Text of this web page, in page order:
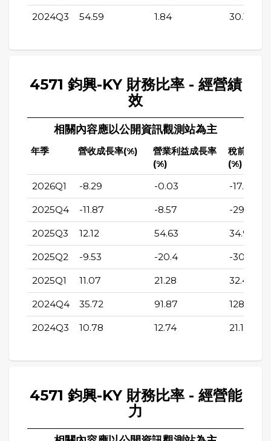
2024Q3 54.59 1.84 30.15
4571 鈞興-KY 財務比率 - 經營績
效
相關內容應以公開資訊觀測站為主
年季 營收成長率(%)
營業利益成長率
(%)
稅前純益
(%)
2026Q1 -8.29 -0.03 -17.63
2025Q4 -11.87 -8.57 -29.06
2025Q3 12.12 54.63 34.96
2025Q2 -9.53 -20.4 -30.79
2025Q1 11.07 21.28 32.4
2024Q4 35.72 91.87 128.22
2024Q3 10.78 12.74 21.17
4571 鈞興-KY 財務比率 - 經營能
力